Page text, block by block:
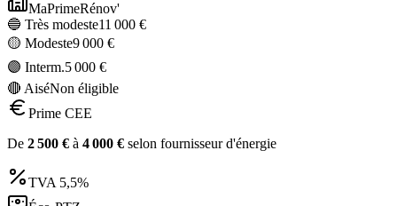
MaPrimeRénov'
🔵 Très modeste11 000 €
🟡 Modeste9 000 €
🟣 Interm.5 000 €
🔴 AiséNon éligible
Prime CEE
De 2 500 € à 4 000 € selon fournisseur d'énergie
TVA 5,5%